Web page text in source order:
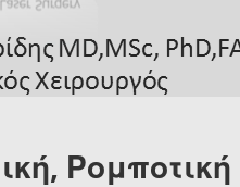
Ρομποτική